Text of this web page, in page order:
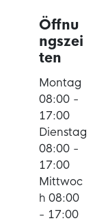
Öffnu
ngszei
ten
Montag
08:00 -
17:00
Dienstag
08:00 -
17:00
Mittwoc
h 08:00
- 17:00